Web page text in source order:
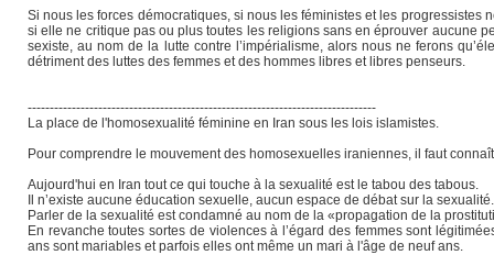
Si nous les forces démocratiques, si nous les féministes et les
si elle ne critique pas ou plus toutes les religions sans en éprouver aucune
sexiste, au nom de la lutte contre l’impérialisme, alors nous ne ferons
détriment des luttes des femmes et des hommes libres et libres penseurs.
-------------------------------------------------------------------------------
La place de l'homosexualité féminine en Iran sous les lois islamistes.
Pour comprendre le mouvement des homosexuelles iraniennes, il faut
Aujourd'hui en Iran tout ce qui touche à la sexualité est le tabou des tabous.
Il n’existe aucune éducation sexuelle, aucun espace de débat sur la sexualité.
Parler de la sexualité est condamné au nom de la «propagation de la
En revanche toutes sortes de violences à l’égard des femmes sont
ans sont mariables et parfois elles ont même un mari à l'âge de neuf ans.